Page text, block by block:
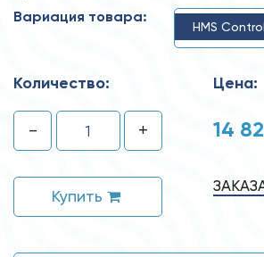
Вариация товара:
HMS
Количество:
- +
Купить
Цена:
14